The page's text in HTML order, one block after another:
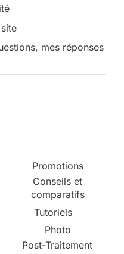
mes réponses
Promotions
Conseils et
comparatifs
Tutoriels
Photo
Post-Traitement